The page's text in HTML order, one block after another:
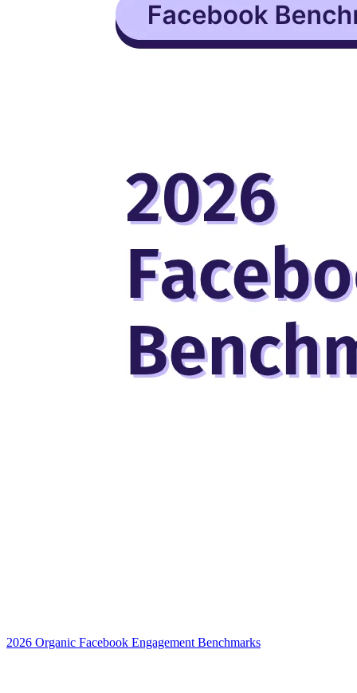
2026 Organic Facebook Engagement Benchmarks